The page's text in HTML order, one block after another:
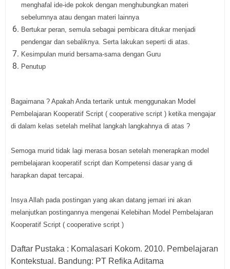
menghafal ide-ide pokok dengan menghubungkan materi
sebelumnya atau dengan materi lainnya
Bertukar peran, semula sebagai pembicara ditukar menjadi
pendengar dan sebaliknya. Serta lakukan seperti di atas.
Kesimpulan murid bersama-sama dengan Guru
Penutup
Bagaimana ? Apakah Anda tertarik untuk menggunakan Model
Pembelajaran Kooperatif Script ( cooperative script ) ketika mengajar
di dalam kelas setelah melihat langkah langkahnya di atas ?
Semoga murid tidak lagi merasa bosan setelah menerapkan model
pembelajaran kooperatif script dan Kompetensi dasar yang di
harapkan dapat tercapai.
Insya Allah pada postingan yang akan datang jemari ini akan
melanjutkan postingannya mengenai Kelebihan Model Pembelajaran
Kooperatif Script ( cooperative script )
Daftar Pustaka : Komalasari Kokom. 2010. Pembelajaran
Kontekstual. Bandung: PT Refika Aditama